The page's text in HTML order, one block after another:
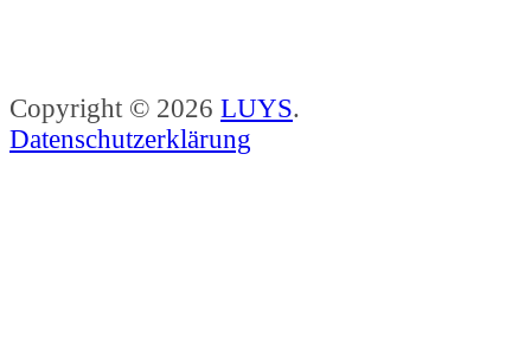
Copyright © 2026 LUYS.
Datenschutzerklärung